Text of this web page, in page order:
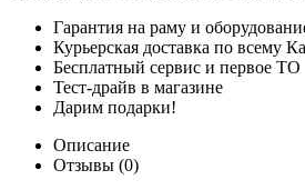
Гарантия на раму и
Курьерская доставка по
Бесплатный сервис и первое ТО
Тест-драйв в магазине
Дарим подарки!
Описание
Отзывы (0)